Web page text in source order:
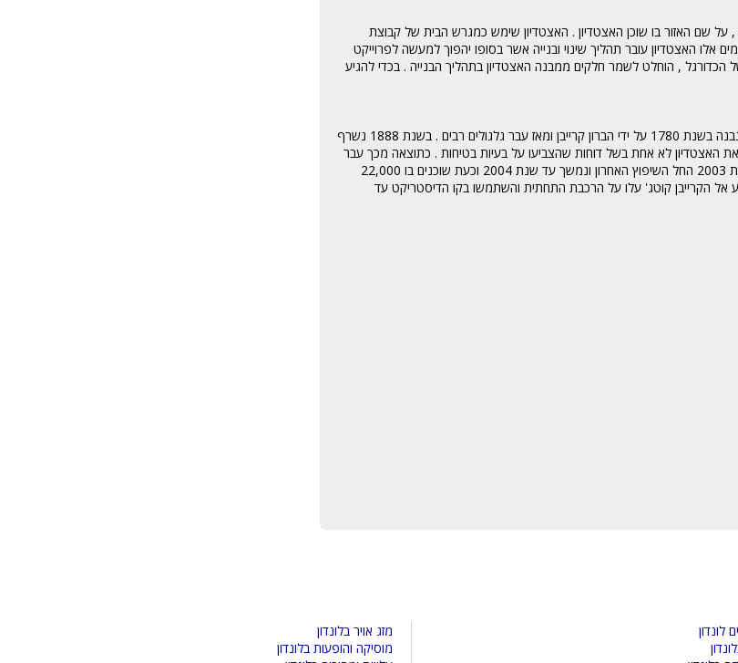
, על שם האזור בו שוכן האצטדיון . האצטדיון שימש כמגרש הבית של קבוצת
אלו האצטדיון עובר תהליך שינוי ובנייה אשר בסופו יהפוך למעשה לפרוייקט
, הוחלט לשמר חלקים ממבנה האצטדיון בתהליך הבנייה . בכדי להגיע
אצטדיון הכדורגל קרייבן קוטג' משמש כמרגש הביתי של קבוצת הכדורגל פולהאם . האצטדיון נבנה בשנת 1780 על ידי הברון קרייבן ומאז עבר גלגולים רבים . בשנת 1888 נשרף
רצו לסגור את האצטדיון לא אחת בשל דוחות שהצביעו על בעיות בטיחות . כתוצאה מכך עבר
האצטדיון מספר שיפוצים אשר יבטיחו את המשך קיומו ובו זמנית את ביטחונם של הצופים .בשנת 2003 החל השיפוץ האחרון ונמשך עד שנת 2004 וכעת שוכנים בו 22,000
במשחק נגד מילוול . בכדי להגיע אל הקרייבן קוטג' עלו על הרכבת התחתית והשתמשו בקו הדיסטריקט עד
מזג אויר בלונדון
מוסיקה והופעות בלונדון